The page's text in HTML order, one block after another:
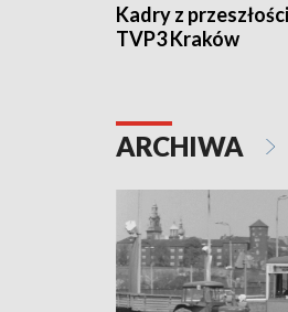
Kadry z
TVP3 Kraków
ARCHIWA